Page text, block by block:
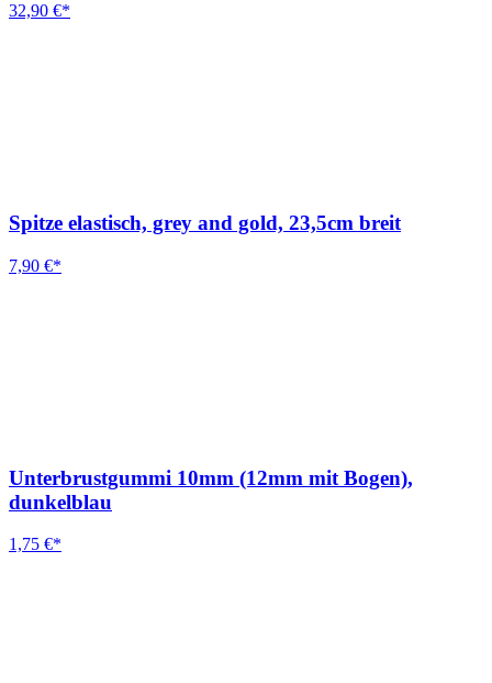
32,90 €*
Spitze elastisch, grey and gold, 23,5cm breit
7,90 €*
Unterbrustgummi 10mm (12mm mit Bogen),
dunkelblau
1,75 €*